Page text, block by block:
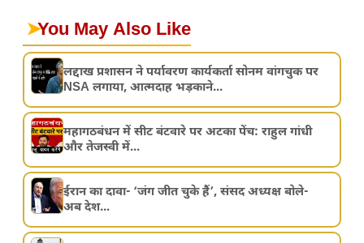
➤You May Also Like
लद्दाख प्रशासन ने पर्यावरण कार्यकर्ता सोनम वांगचुक पर
NSA लगाया, आत्मदाह भड़काने...
महागठबंधन में सीट बंटवारे पर अटका पेंच: राहुल गांधी
और तेजस्वी में...
ईरान का दावा- ‘जंग जीत चुके हैं’, संसद अध्यक्ष बोले-
अब देश...